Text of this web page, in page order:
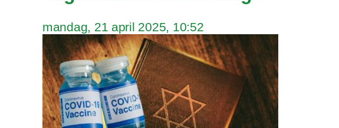
mandag, 21 april 2025, 10:52